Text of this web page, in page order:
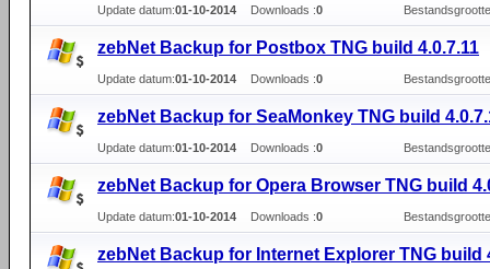
Update datum:01-10-2014 Downloads :0
zebNet Backup for Postbox TNG build 4.0.7.11
Update datum:01-10-2014 Downloads :0
zebNet Backup for SeaMonkey TNG build
Update datum:01-10-2014 Downloads :0
zebNet Backup for Opera Browser TNG build
Update datum:01-10-2014 Downloads :0
zebNet Backup for Internet Explorer TNG build